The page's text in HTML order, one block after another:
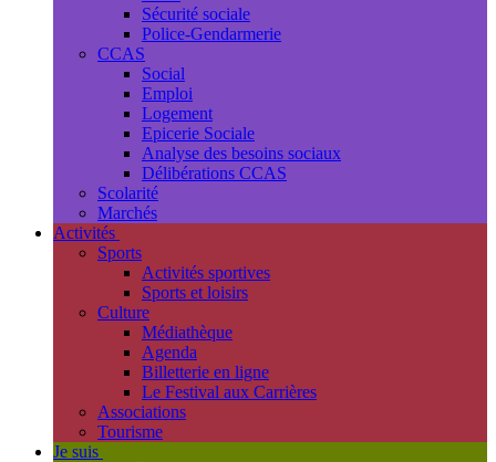
Sécurité sociale
Police-Gendarmerie
CCAS
Social
Emploi
Logement
Epicerie Sociale
Analyse des besoins sociaux
Délibérations CCAS
Scolarité
Marchés
Activités
Sports
Activités sportives
Sports et loisirs
Culture
Médiathèque
Agenda
Billetterie en ligne
Le Festival aux Carrières
Associations
Tourisme
Je suis